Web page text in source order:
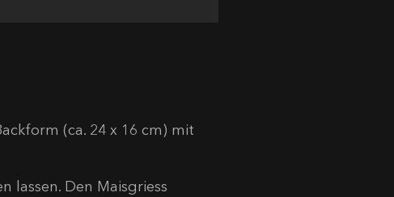
(ca. 24 x 16 cm) mit
lassen. Den Maisgriess